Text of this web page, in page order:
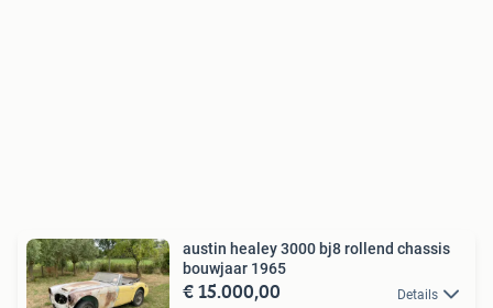
austin healey 3000 bj8 rollend chassis
bouwjaar 1965
€ 15.000,00 Details